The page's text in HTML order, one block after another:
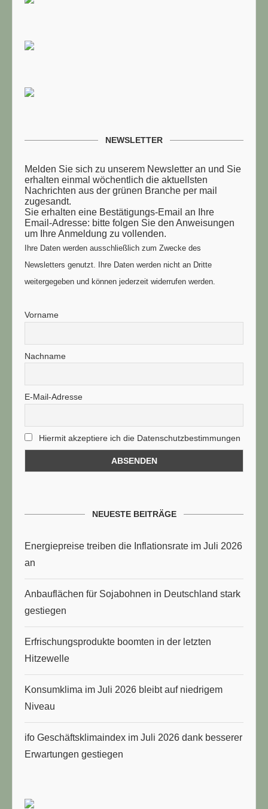
NEWSLETTER
Melden Sie sich zu unserem Newsletter an und Sie
erhalten einmal wöchentlich die aktuellsten
Nachrichten aus der grünen Branche per mail
zugesandt.
Sie erhalten eine Bestätigungs-Email an Ihre
Email-Adresse: bitte folgen Sie den Anweisungen
um Ihre Anmeldung zu vollenden.
Ihre Daten werden ausschließlich zum Zwecke des
Newsletters genutzt. Ihre Daten werden nicht an Dritte
weitergegeben und können jederzeit widerrufen werden.
Vorname
Nachname
E-Mail-Adresse
Hiermit akzeptiere ich die Datenschutzbestimmungen
NEUESTE BEITRÄGE
Energiepreise treiben die Inflationsrate im Juli 2026
an
Anbauflächen für Sojabohnen in Deutschland stark
gestiegen
Erfrischungsprodukte boomten in der letzten
Hitzewelle
Konsumklima im Juli 2026 bleibt auf niedrigem
Niveau
ifo Geschäftsklimaindex im Juli 2026 dank besserer
Erwartungen gestiegen